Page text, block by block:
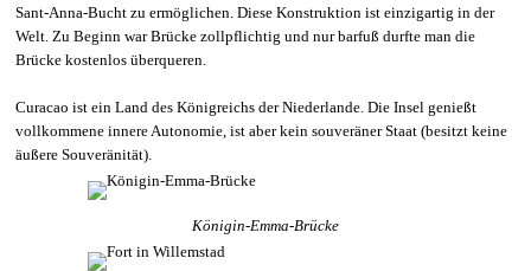
Sant-Anna-Bucht zu ermöglichen. Diese Konstruktion ist einzigartig in der
Welt. Zu Beginn war Brücke zollpflichtig und nur barfuß durfte man die
Brücke kostenlos überqueren.
Curacao ist ein Land des Königreichs der Niederlande. Die Insel genießt
vollkommene innere Autonomie, ist aber kein souveräner Staat (besitzt keine
äußere Souveränität).
Königin-Emma-Brücke